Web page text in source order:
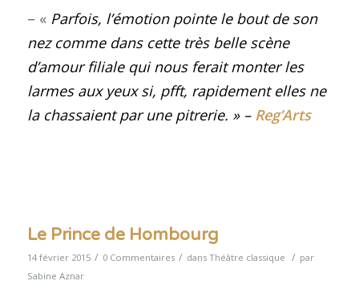
– « Parfois, l’émotion pointe le bout de son
nez comme dans cette très belle scène
d’amour filiale qui nous ferait monter les
larmes aux yeux si, pfft, rapidement elles ne
la chassaient par une pitrerie. » – Reg’Arts
Le Prince de Hombourg
14 février 2015 / 0 Commentaires / dans Théâtre classique / par
Sabine Aznar